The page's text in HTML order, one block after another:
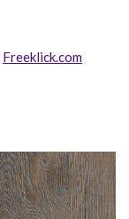
Freeklick.com